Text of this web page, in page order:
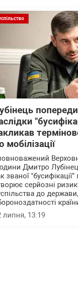
мобілізації
Дмитро
званої "бусифікації"
серйозні
до
липня, 13:19